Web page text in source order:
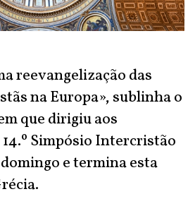
reevangelização das
na Europa», sublinha o
que dirigiu aos
Simpósio Intercristão
e termina esta